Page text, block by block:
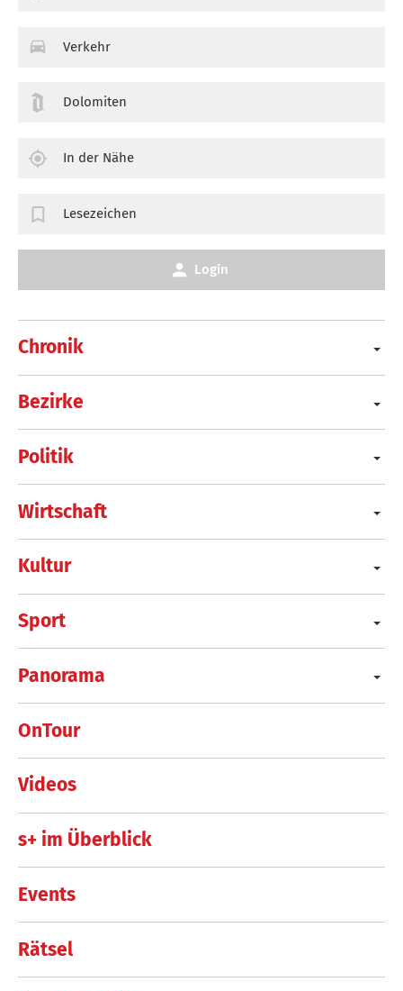
Chronik
Bezirke
Politik
Wirtschaft
Kultur
Sport
Panorama
OnTour
Videos
s+ im Überblick
Events
Rätsel
Verkehr
Dolomiten
In der Nähe
Lesezeichen
Login